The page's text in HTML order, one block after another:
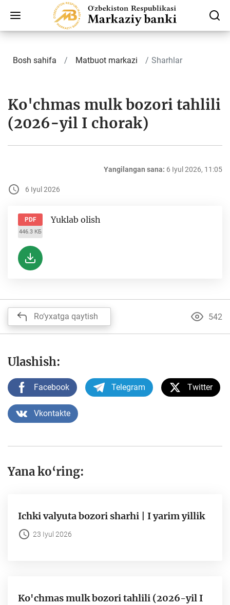
Bosh sahifa Matbuot markazi Sharhlar
Ko'chmas mulk bozori tahlili
(2026-yil I chorak)
Yangilangan sana: 6 Iyul 2026, 11:05
6 Iyul 2026
PDF
446.3 КБ
Yuklab olish
Ro‘yxatga qaytish 542
Ulashish:
Facebook Telegram Twitter
Vkontakte
Yana ko‘ring:
Ichki valyuta bozori sharhi | I yarim yillik
23 Iyul 2026
Ko'chmas mulk bozori tahlili (2026-yil I